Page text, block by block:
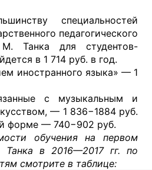
специальностей
педагогического
Танка для студентов-
в 1 714 руб. в год.
иностранного языка» — 1
с музыкальным и
— 1 836−1884 руб.
форме — 740−902 руб.
обучения на первом
в 2016—2017 гг. по
смотрите в таблице: